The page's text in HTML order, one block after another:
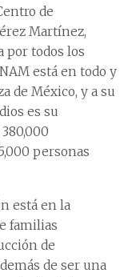
de
Martínez,
por todos los
está en todo y
de México, y a su
es su
personas
está en la
familias
de
de ser una